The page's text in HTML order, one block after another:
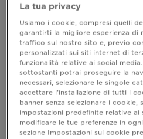
Vediamo insieme come
efficacemente questo
sguardo un aspetto fresco e
Occhiaie: cause
Le cause della presenza di
possono essere molteplici,
l’ereditarietà; una
potrebbe infatti essere uno
La tua privacy
Usiamo i cookie, compresi quelli
garantirti la migliore esperienza di
traffico sul nostro sito e, previo
personalizzati sui siti internet di
funzionalità relative ai social
sottostanti potrai proseguire la
necessari, selezionare le singole
accettare l’installazione di tutti i
banner senza selezionare i cookie,
impostazioni predefinite relative ai
modificare le tue preferenze in
sezione Impostazioni sui cookie